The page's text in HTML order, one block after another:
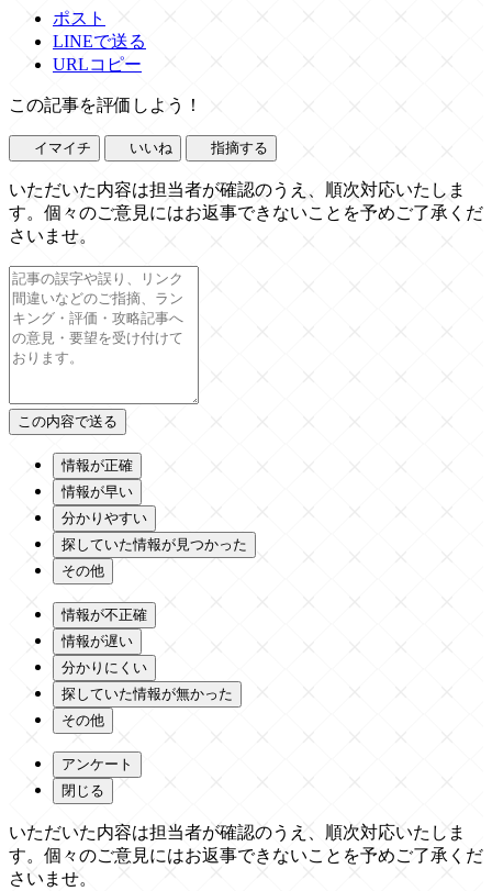
ポスト
LINEで送る
URLコピー
この記事を評価しよう！
イマイチ いいね 指摘する
いただいた内容は担当者が確認のうえ、順次対応いたしま
す。個々のご意見にはお返事できないことを予めご了承くだ
さいませ。
情報が正確
情報が早い
分かりやすい
探していた情報が見つかった
その他
情報が不正確
情報が遅い
分かりにくい
探していた情報が無かった
その他
アンケート
閉じる
いただいた内容は担当者が確認のうえ、順次対応いたしま
す。個々のご意見にはお返事できないことを予めご了承くだ
さいませ。